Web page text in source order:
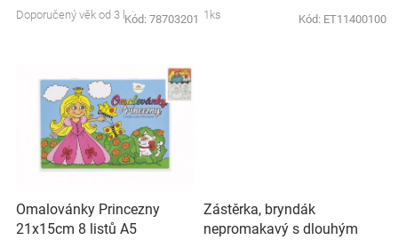
Doporučený věk od 3 letKód: 78703201 1ks Kód: ET11400100
Omalovánky Princezny
21x15cm 8 listů A5
Zástěrka, bryndák
nepromakavý s dlouhým